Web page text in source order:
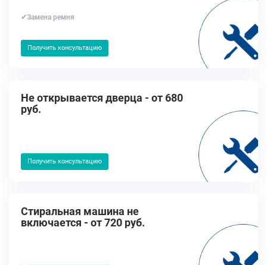
✔Замена ремня
Получить консультацию
Не открывается дверца - от 680
руб.
Получить консультацию
Стиральная машина не
включается - от 720 руб.